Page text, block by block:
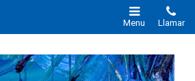
Menu Llamar